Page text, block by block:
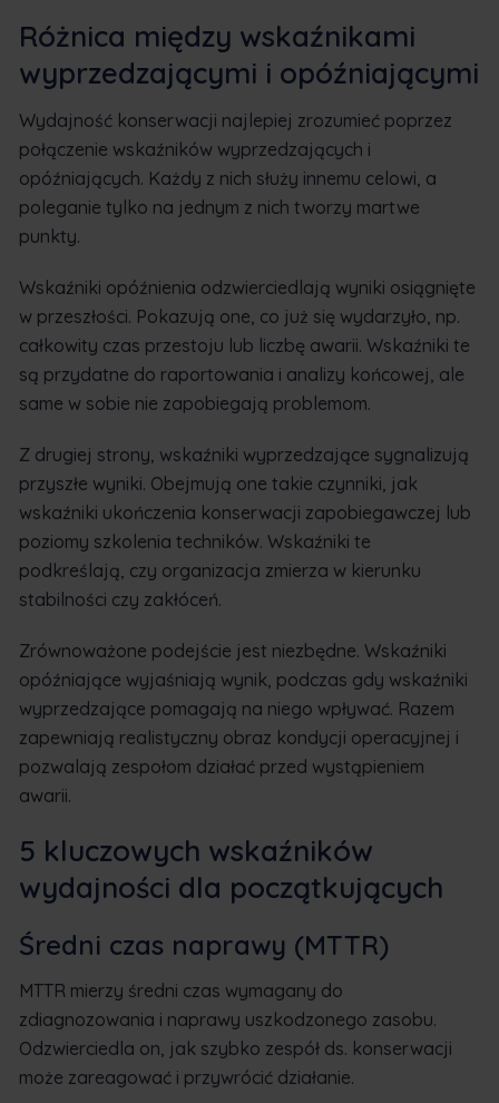
Różnica między wskaźnikami
wyprzedzającymi i opóźniającymi
Wydajność konserwacji najlepiej zrozumieć poprzez
połączenie wskaźników wyprzedzających i
opóźniających. Każdy z nich służy innemu celowi, a
poleganie tylko na jednym z nich tworzy martwe
punkty.
Wskaźniki opóźnienia odzwierciedlają wyniki osiągnięte
w przeszłości. Pokazują one, co już się wydarzyło, np.
całkowity czas przestoju lub liczbę awarii. Wskaźniki te
są przydatne do raportowania i analizy końcowej, ale
same w sobie nie zapobiegają problemom.
Z drugiej strony, wskaźniki wyprzedzające sygnalizują
przyszłe wyniki. Obejmują one takie czynniki, jak
wskaźniki ukończenia konserwacji zapobiegawczej lub
poziomy szkolenia techników. Wskaźniki te
podkreślają, czy organizacja zmierza w kierunku
stabilności czy zakłóceń.
Zrównoważone podejście jest niezbędne. Wskaźniki
opóźniające wyjaśniają wynik, podczas gdy wskaźniki
wyprzedzające pomagają na niego wpływać. Razem
zapewniają realistyczny obraz kondycji operacyjnej i
pozwalają zespołom działać przed wystąpieniem
awarii.
5 kluczowych wskaźników
wydajności dla początkujących
Średni czas naprawy (MTTR)
MTTR mierzy średni czas wymagany do
zdiagnozowania i naprawy uszkodzonego zasobu.
Odzwierciedla on, jak szybko zespół ds. konserwacji
może zareagować i przywrócić działanie.